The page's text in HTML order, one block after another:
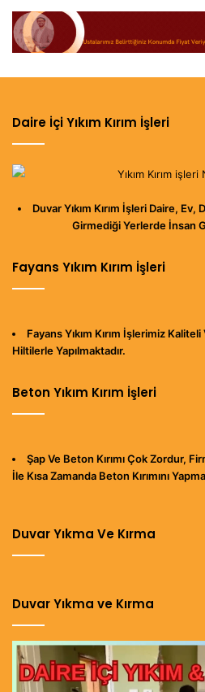
Daire İçi Yıkım Kırım İşleri
Duvar Yıkım Kırım İşleri Daire, Ev,
Girmediği Yerlerde İnsan
Fayans Yıkım Kırım İşleri
Fayans Yıkım Kırım İşlerimiz
Hiltilerle Yapılmaktadır.
Beton Yıkım Kırım İşleri
Şap Ve Beton Kırımı Çok Zordur,
İle Kısa Zamanda Beton Kırımını
Duvar Yıkma Ve Kırma
Duvar Yıkma ve Kırma